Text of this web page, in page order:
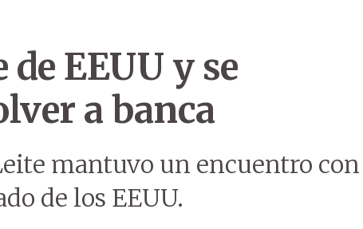
EEUU y se
a banca
mantuvo un encuentro con
de los EEUU.